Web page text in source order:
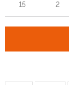
15 2